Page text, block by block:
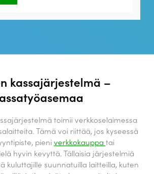
kassajärjestelmä –
toimii verkkoselaimessa
Tämä voi riittää, jos kyseessä
pieniverkkokauppatai
hyvin kevyttä. Tällaisia järjestelmiä
kuluttajille suunnatuilla laitteilla, kuten